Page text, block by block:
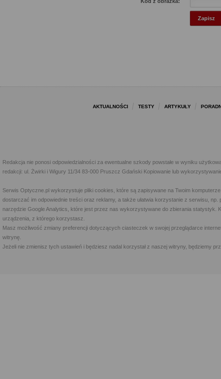
AKTUALNOŚCI TESTY ARTYKUŁY
Redakcja nie ponosi odpowiedzialności za ewentualne szkody powstałe w wyniku
redakcji: ul. Żwirki i Wigury 11/34 83-000 Pruszcz Gdański Kopiowanie lub
Serwis Optyczne.pl wykorzystuje pliki cookies, które są zapisywane na Twoim
dostarczać im odpowiednie treści oraz reklamy, a także ułatwia korzystanie z serwisu,
narzędzie Google Analytics, które jest przez nas wykorzystywane do zbierania statystyk.
urządzenia, z którego korzystasz.
Masz możliwość zmiany preferencji dotyczących ciasteczek w swojej przeglądarce
witrynę.
Jeżeli nie zmienisz tych ustawień i będziesz nadal korzystał z naszej witryny, będziemy